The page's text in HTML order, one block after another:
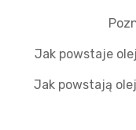
Jak powstaje
Jak powstają